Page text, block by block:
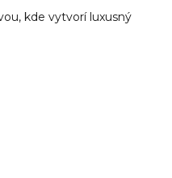
kde vytvorí luxusný